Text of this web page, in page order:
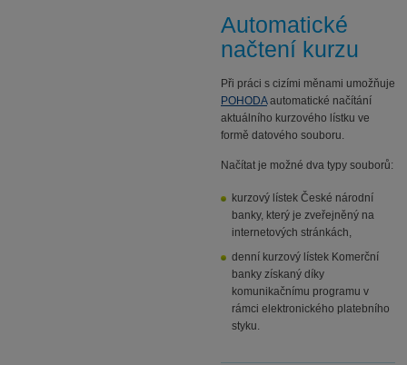
Automatické
načtení kurzu
Při práci s cizími měnami umožňuje
POHODAautomatické načítání
aktuálního kurzového lístku ve
formě datového souboru.
Načítat je možné dva typy souborů:
kurzový lístek České národní
banky, který je zveřejněný na
internetových stránkách,
denní kurzový lístek Komerční
banky získaný díky
komunikačnímu programu v
rámci elektronického platebního
styku.